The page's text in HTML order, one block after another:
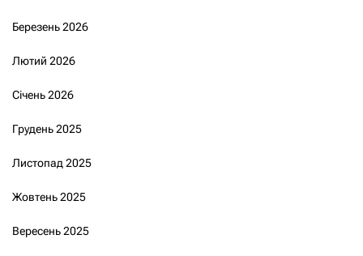
Березень 2026
Лютий 2026
Січень 2026
Грудень 2025
Листопад 2025
Жовтень 2025
Вересень 2025